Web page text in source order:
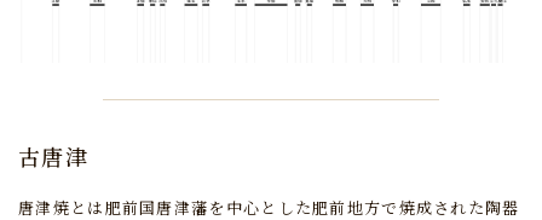
古唐津
唐津焼とは肥前国唐津藩を中心とした肥前地方で焼成された陶器